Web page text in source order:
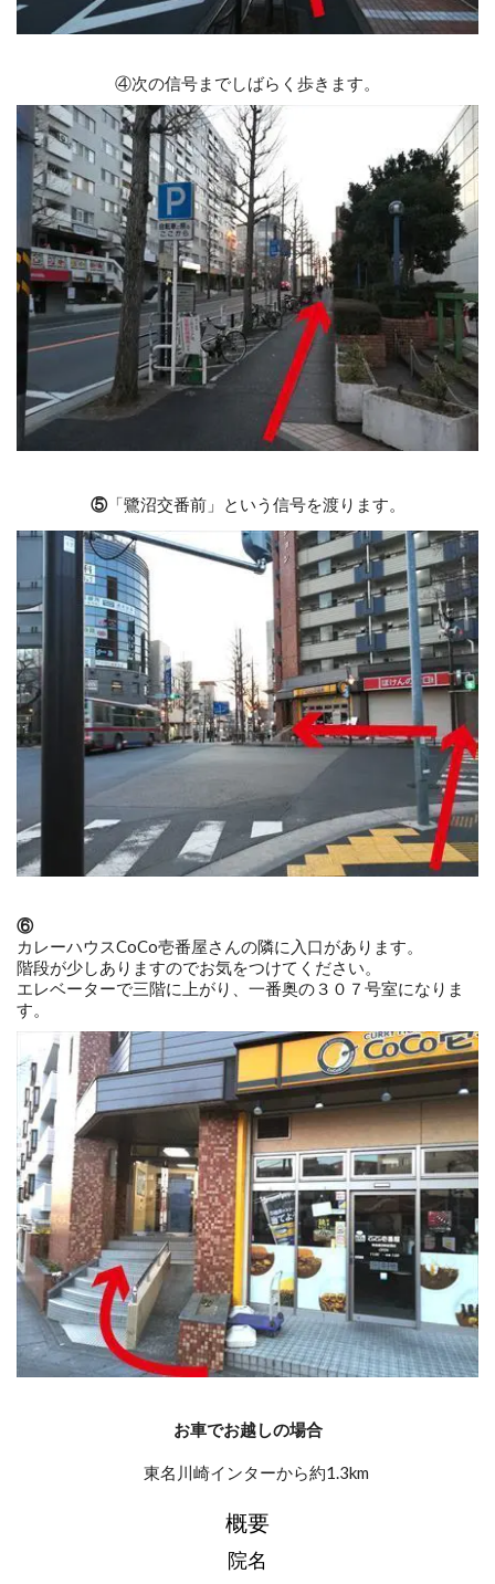
④次の信号までしばらく歩きます。
⑤「鷺沼交番前」という 信号を渡ります。
⑥
カレーハウスCoCo壱番屋さんの隣に入口があります。
階段が少しありますのでお気をつけてください。
エレベーターで三階に上がり、一番奥の３０７号室になりま
す。
お車でお越しの場合
東名川崎インターから約1.3km
概要
院名